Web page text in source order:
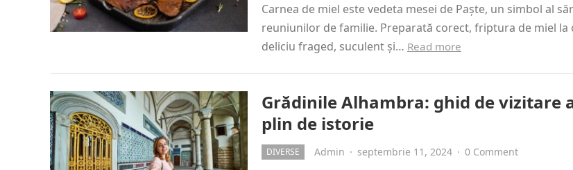
Carnea de miel este vedeta mesei de Paște, un simbol al
reuniunilor de familie. Preparată corect, friptura de miel la
deliciu fraged, suculent și… Read more
Grădinile Alhambra: ghid de vizitare
plin de istorie
DIVERSE Admin · septembrie 11, 2024 · 0 Comment